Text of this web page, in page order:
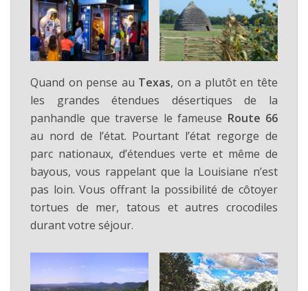
Quand on pense au Texas, on a plutôt en tête
les grandes étendues désertiques de la
panhandle que traverse le fameuse Route 66
au nord de l’état. Pourtant l’état regorge de
parc nationaux, d’étendues verte et même de
bayous, vous rappelant que la Louisiane n’est
pas loin. Vous offrant la possibilité de côtoyer
tortues de mer, tatous et autres crocodiles
durant votre séjour.